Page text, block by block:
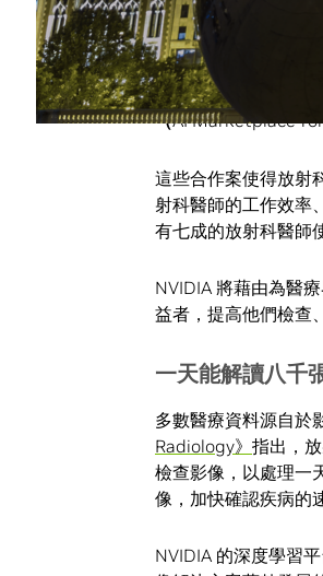
Nuance
其次是與 Nuance 的
器學習技術。
（AI Marketplace
這些合作案使得放射
射科醫師的工作效率
有七成的放射科醫師
NVIDIA 將藉由為醫
益者，提高他們檢查
一天能解讀八千
多數醫療資料源自於
Radiology》 指出，
檢查影像，以處理一
像，加快確認疾病的
NVIDIA 的深度學習